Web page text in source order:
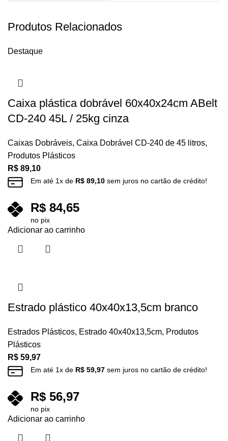
Produtos Relacionados
Destaque
Caixa plástica dobrável 60x40x24cm ABelt
CD-240 45L / 25kg cinza
Caixas Dobráveis, Caixa Dobrável CD-240 de 45 litros,
Produtos Plásticos
R$ 89,10
Em até 1x de R$ 89,10 sem juros no cartão de crédito!
R$ 84,65
no pix
Adicionar ao carrinho
Estrado plástico 40x40x13,5cm branco
Estrados Plásticos, Estrado 40x40x13,5cm, Produtos
Plásticos
R$ 59,97
Em até 1x de R$ 59,97 sem juros no cartão de crédito!
R$ 56,97
no pix
Adicionar ao carrinho